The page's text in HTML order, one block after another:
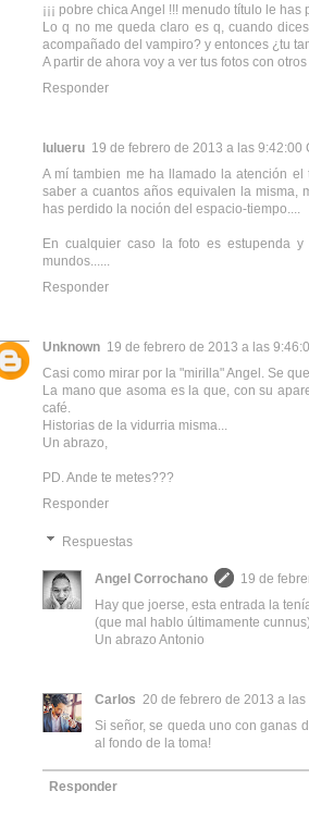
¡¡¡ pobre chica Angel !!! menudo título le has
Lo q no me queda claro es q, cuando
acompañado del vampiro? y entonces ¿tu
A partir de ahora voy a ver tus fotos con otros
Responder
lulueru 19 de febrero de 2013 a las 9:42:00
A mí tambien me ha llamado la atención
saber a cuantos años equivalen la misma,
has perdido la noción del espacio-tiempo....
En cualquier caso la foto es estupenda
mundos......
Responder
Unknown 19 de febrero de 2013 a las
Casi como mirar por la "mirilla" Angel. Se
La mano que asoma es la que, con su
café.
Historias de la vidurria misma...
Un abrazo,
PD. Ande te metes???
Responder
Respuestas
Angel Corrochano
19 de
Hay que joerse, esta entrada la
(que mal hablo últimamente cunnus)
Un abrazo Antonio
Carlos 20 de febrero de 2013 a
Si señor, se queda uno con ganas
al fondo de la toma!
Responder